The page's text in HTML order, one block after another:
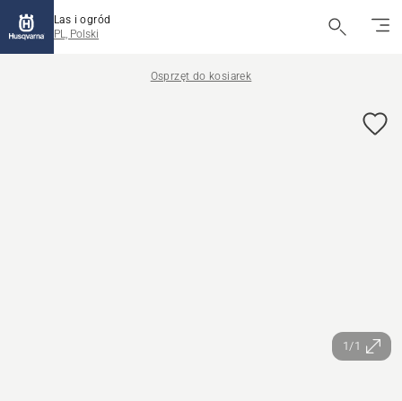
Las i ogród
PL, Polski
Osprzęt do kosiarek
1/1